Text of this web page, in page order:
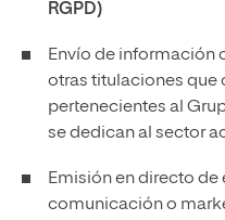
RGPD)
Envío de información
otras titulaciones que
pertenecientes al
se dedican al sector
Emisión en directo
comunicación o